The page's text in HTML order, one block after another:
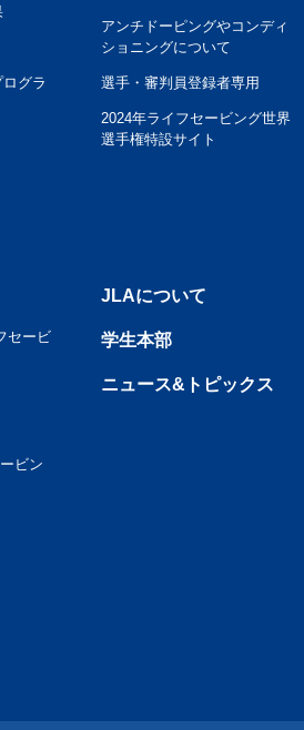
グラ
アンチドーピングやコンディ
ショニングについて
選手・審判員登録者専用
2024年ライフセービング世界
選手権特設サイト
セービ
ビン
JLAについて
学生本部
ニュース&トピックス